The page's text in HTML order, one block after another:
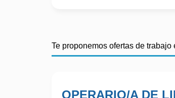
Te proponemos ofertas de trabajo
OPERARIO/A DE